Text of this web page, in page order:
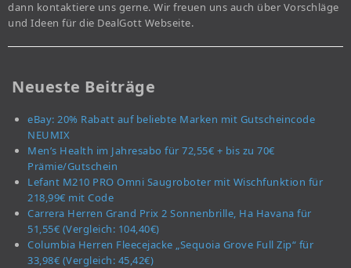
dann kontaktiere uns gerne. Wir freuen uns auch über Vorschläge
und Ideen für die DealGott Webseite.
Neueste Beiträge
eBay: 20% Rabatt auf beliebte Marken mit Gutscheincode
NEUMIX
Men’s Health im Jahresabo für 72,55€ + bis zu 70€
Prämie/Gutschein
Lefant M210 PRO Omni Saugroboter mit Wischfunktion für
218,99€ mit Code
Carrera Herren Grand Prix 2 Sonnenbrille, Ha Havana für
51,55€ (Vergleich: 104,40€)
Columbia Herren Fleecejacke „Sequoia Grove Full Zip“ für
33,98€ (Vergleich: 45,42€)